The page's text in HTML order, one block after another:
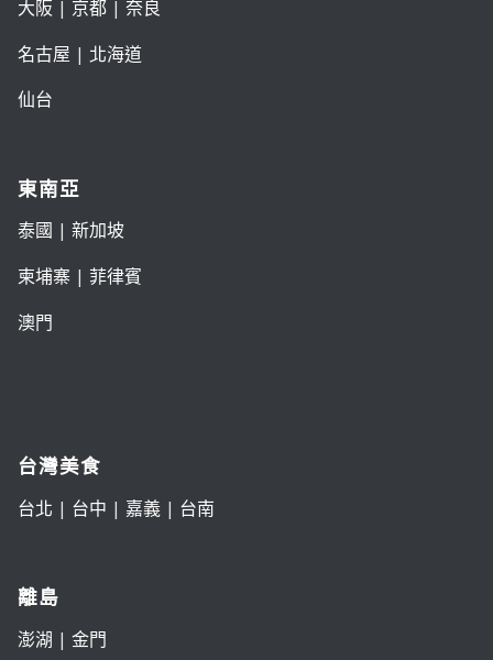
大阪 | 京都| 奈良
名古屋 | 北海道
仙台
東南亞
泰國 | 新加坡
柬埔寨 | 菲律賓
澳門
台灣美食
台北 | 台中 | 嘉義| 台南
離島
澎湖 | 金門